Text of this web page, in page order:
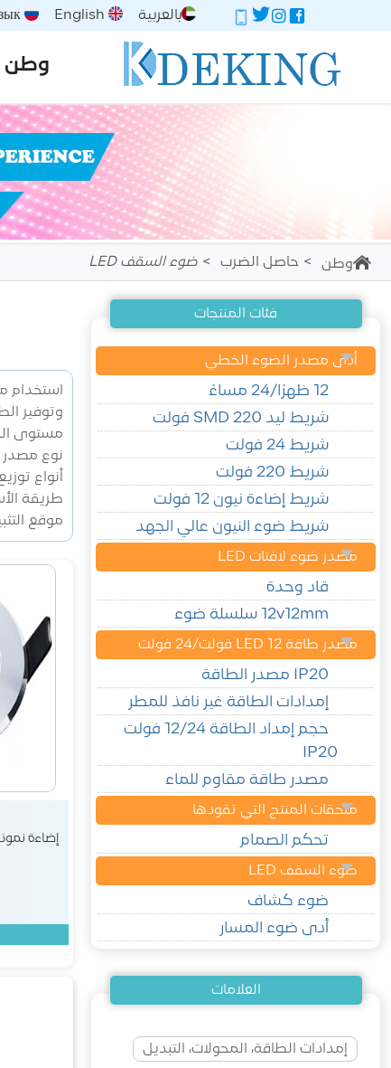
بالعربية English
Русский язык
وطن
وطن حاصل الضرب ضوء السقف LED
فئات المنتجات
أدى مصدر الضوء الخطي
12 ظهرًا/24 مساءً
شريط ليد SMD 220 فولت
شريط 24 فولت
شريط 220 فولت
شريط إضاءة نيون 12 فولت
شريط ضوء النيون عالي الجهد
مصدر ضوء لافتات LED
قاد وحدة
12v12mm سلسلة ضوء
مصدر طاقة LED 12 فولت/24 فولت
IP20 مصدر الطاقة
إمدادات الطاقة غير نافذ للمطر
حجم إمداد الطاقة 12/24 فولت
IP20
مصدر طاقة مقاوم للماء
ملحقات المنتج التي تقودها
تحكم الصمام
ضوء السقف LED
ضوء كشاف
أدى ضوء المسار
العلامات
إمدادات الطاقة، المحولات، التبديل
وتوفير
مستوى
نوع
أنواع توزيع الضوء: الضوء الضيق
طريقة
موقع
إضاءة